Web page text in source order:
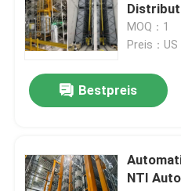
MOQ：1
Preis：
Bestpreis
NTI